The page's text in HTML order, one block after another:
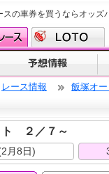
スの車券を買うならオッズ
レース情報 飯塚オ
ト ２／７～
月8日)